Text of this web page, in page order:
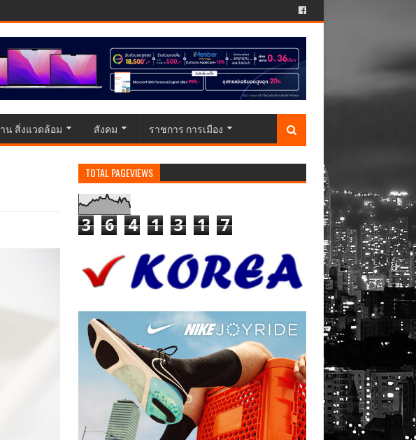
น สิ่งแวดล้อม สังคม ราชการ การเมือง
TOTAL PAGEVIEWS
3 6 4 1 3 1 7